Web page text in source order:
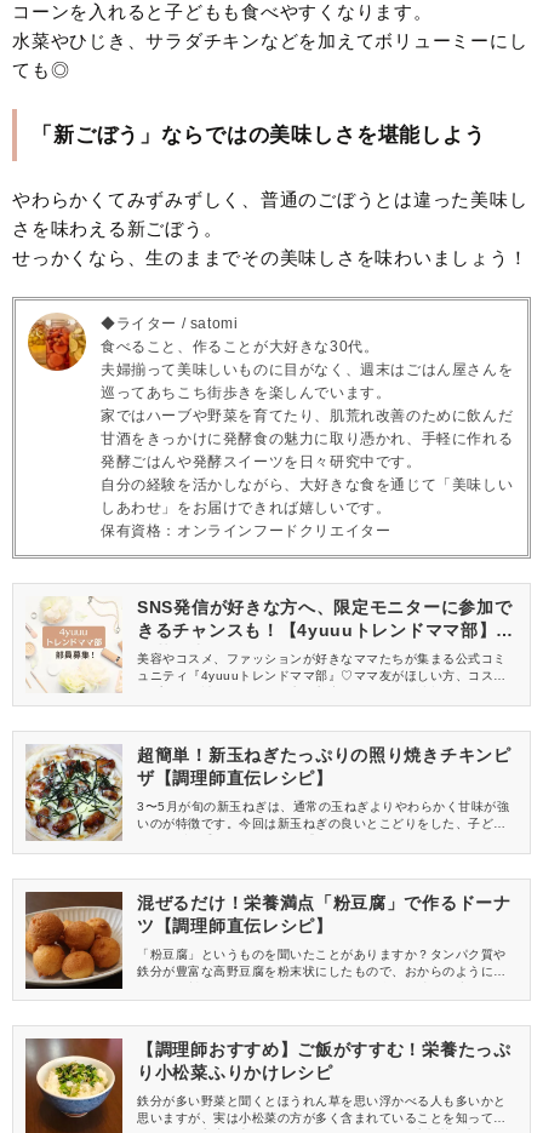
コーンを入れると子どもも食べやすくなります。
水菜やひじき、サラダチキンなどを加えてボリューミーにし
ても◎
「新ごぼう」ならではの美味しさを堪能しよう
やわらかくてみずみずしく、普通のごぼうとは違った美味し
さを味わえる新ごぼう。
せっかくなら、生のままでその美味しさを味わいましょう！
◆ライター / satomi
食べること、作ることが大好きな30代。
夫婦揃って美味しいものに目がなく、週末はごはん屋さんを
巡ってあちこち街歩きを楽しんでいます。
家ではハーブや野菜を育てたり、肌荒れ改善のために飲んだ
甘酒をきっかけに発酵食の魅力に取り憑かれ、手軽に作れる
発酵ごはんや発酵スイーツを日々研究中です。
自分の経験を活かしながら、大好きな食を通じて「美味しい
しあわせ」をお届けできれば嬉しいです。
保有資格：オンラインフードクリエイター
SNS発信が好きな方へ、限定モニターに参加で
きるチャンスも！【4yuuuトレンドママ部】部
員募集中
美容やコスメ、ファッションが好きなママたちが集まる公式コミ
ュニティ『4yuuuトレンドママ部』♡ママ友がほしい方、コスメサ
信してくれる方を募集しています！
超簡単！新玉ねぎたっぷりの照り焼きチキンピ
ザ【調理師直伝レシピ】
3〜5月が旬の新玉ねぎは、通常の玉ねぎよりやわらかく甘味が強
いのが特徴です。今回は新玉ねぎの良いとこどりをした、子ども
ご紹介します。ピザ生地とチキンは市販品を使うので、忙しいマ
混ぜるだけ！栄養満点「粉豆腐」で作るドーナ
ツ【調理師直伝レシピ】
「粉豆腐」というものを聞いたことがありますか？タンパク質や
鉄分が豊富な高野豆腐を粉末状にしたもので、おからのようにさ
つの材料として使用されている、スーパーで380円程度で買える栄
もの。そこで今回は、その粉豆腐をドーナツにアレンジしたレシ
ピをご紹介します♪
【調理師おすすめ】ご飯がすすむ！栄養たっぷ
り小松菜ふりかけレシピ
鉄分が多い野菜と聞くとほうれん草を思い浮かべる人も多いかと
思いますが、実は小松菜の方が多く含まれていることを知ってい